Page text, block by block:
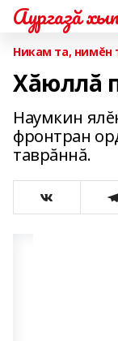
Аургазă
Никам та, нимĕн
Хăюллă
Наумкин
фронтран
таврăннă.